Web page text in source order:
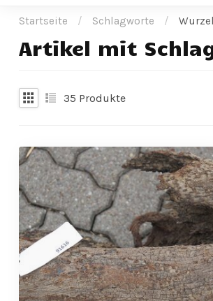
Startseite / Schlagworte / Wurzel
Artikel mit
35 Produkte